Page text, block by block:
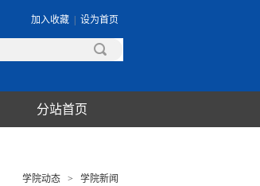
加入收藏 设为首页
分站首页
学院动态 > 学院新闻